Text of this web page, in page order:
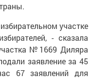
участке
- сказала
№1669 Диляра
заявление за 45
67 заявлений для